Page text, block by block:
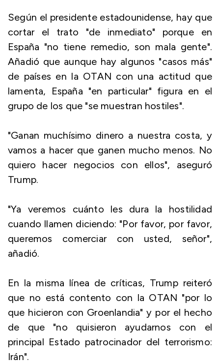
Según el presidente estadounidense, hay que
cortar el trato "de inmediato" porque en
España "no tiene remedio, son mala gente".
Añadió que aunque hay algunos "casos más"
de países en la OTAN con una actitud que
lamenta, España "en particular" figura en el
grupo de los que "se muestran hostiles".
"Ganan muchísimo dinero a nuestra costa, y
vamos a hacer que ganen mucho menos. No
quiero hacer negocios con ellos", aseguró
Trump.
"Ya veremos cuánto les dura la hostilidad
cuando llamen diciendo: "Por favor, por favor,
queremos comerciar con usted, señor",
añadió.
En la misma línea de críticas, Trump reiteró
que no está contento con la OTAN "por lo
que hicieron con Groenlandia" y por el hecho
de que "no quisieron ayudarnos con el
principal Estado patrocinador del terrorismo:
Irán".